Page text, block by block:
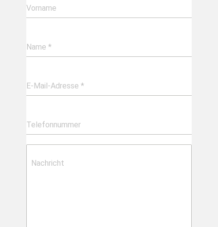
Vorname
Name *
E-Mail-Adresse *
Telefonnummer
Nachricht